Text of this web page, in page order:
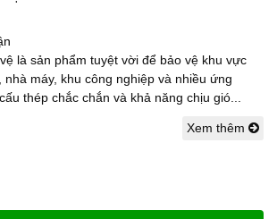
là sản phẩm tuyệt vời để bảo vệ khu vực
nhà máy, khu công nghiệp và nhiều ứng
thép chắc chắn và khả năng chịu gió...
Xem thêm